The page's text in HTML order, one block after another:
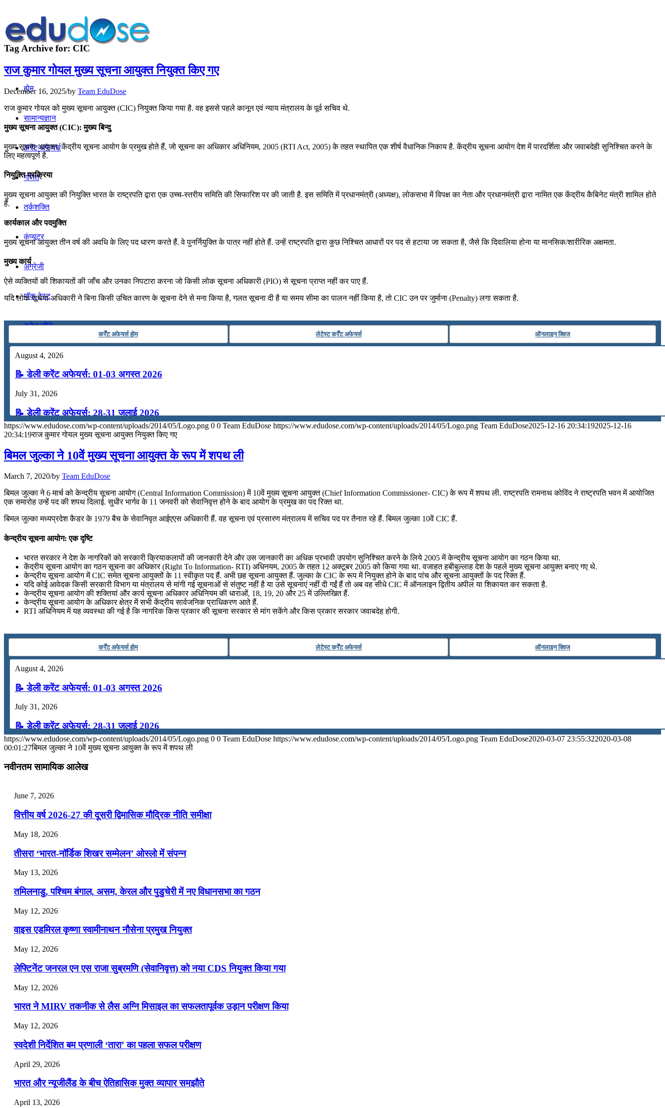
होम
सामान्यज्ञान
करेंट अफेयर्स
गणित
तर्कशक्ति
कंप्यूटर
अंग्रेजी
मॉक टेस्ट
टुडेज जीके
Menu Menu
Tag Archive for: CIC
राज कुमार गोयल मुख्य सूचना आयुक्त नियुक्त किए गए
December 16, 2025/by Team EduDose
राज कुमार गोयल को मुख्य सूचना आयुक्त (CIC) नियुक्त किया गया है. वह इससे पहले कानून एवं न्याय मंत्रालय के पूर्व सचिव थे.
मुख्य सूचना आयुक्त (CIC): मुख्य बिन्दु
मुख्य सूचना आयुक्त, केंद्रीय सूचना आयोग के प्रमुख होते हैं, जो सूचना का अधिकार अधिनियम, 2005 (RTI Act, 2005) के तहत स्थापित एक शीर्ष वैधानिक निकाय है. केंद्रीय सूचना आयोग देश में पारदर्शिता और जवाबदेही सुनिश्चित करने के
लिए महत्वपूर्ण है.
नियुक्ति प्रक्रिया
मुख्य सूचना आयुक्त की नियुक्ति भारत के राष्ट्रपति द्वारा एक उच्च-स्तरीय समिति की सिफारिश पर की जाती है. इस समिति में प्रधानमंत्री (अध्यक्ष), लोकसभा में विपक्ष का नेता और प्रधानमंत्री द्वारा नामित एक केंद्रीय कैबिनेट मंत्री शामिल होते
हैं.
कार्यकाल और पदमुक्ति
मुख्य सूचना आयुक्त तीन वर्ष की अवधि के लिए पद धारण करते हैं. वे पुनर्नियुक्ति के पात्र नहीं होते हैं. उन्हें राष्ट्रपति द्वारा कुछ निश्चित आधारों पर पद से हटाया जा सकता है, जैसे कि दिवालिया होना या मानसिक/शारीरिक अक्षमता.
मुख्य कार्य
ऐसे व्यक्तियों की शिकायतों की जाँच और उनका निपटारा करना जो किसी लोक सूचना अधिकारी (PIO) से सूचना प्राप्त नहीं कर पाए हैं.
यदि लोक सूचना अधिकारी ने बिना किसी उचित कारण के सूचना देने से मना किया है, गलत सूचना दी है या समय सीमा का पालन नहीं किया है, तो CIC उन पर जुर्माना (Penalty) लगा सकता है.
कर्रेंट अफेयर्स होम लेटेस्ट कर्रेंट अफेयर्स ऑनलाइन क्विज
August 4, 2026
📝 डेली करेंट अफेयर्स: 01-03 अगस्त 2026
July 31, 2026
📝 डेली करेंट अफेयर्स: 28-31 जुलाई 2026
July 28, 2026
📝 डेली करेंट अफेयर्स: 25-27 जुलाई 2026
📝 डेली करेंट अफेयर्स: 22-24 जुलाई 2026
📝 डेली करेंट अफेयर्स: 16-18 जुलाई 2026
July 16, 2026
📝 डेली करेंट अफेयर्स: 13-15 जुलाई 2026
https://www.edudose.com/wp-content/uploads/2014/05/Logo.png 0 0 Team EduDose https://www.edudose.com/wp-content/uploads/2014/05/Logo.png Team EduDose2025-12-16 20:34:192025-12-16
20:34:19राज कुमार गोयल मुख्य सूचना आयुक्त नियुक्त किए गए
बिमल जुल्का ने 10वें मुख्य सूचना आयुक्त के रूप में शपथ ली
March 7, 2020/by Team EduDose
बिमल जुल्का ने 6 मार्च को केन्द्रीय सूचना आयोग (Central Information Commission) में 10वें मुख्य सूचना आयुक्त (Chief Information Commissioner- CIC) के रूप में शपथ ली. राष्ट्रपति रामनाथ कोविंद ने राष्ट्रपति भवन में आयोजित
एक समारोह उन्हें पद की शपथ दिलाई. सुधीर भार्गव के 11 जनवरी को सेवानिवृत्त होने के बाद आयोग के प्रमुख का पद रिक्त था.
बिमल जुल्का मध्यप्रदेश कैडर के 1979 बैच के सेवानिवृत आईएएस अधिकारी हैं. वह सूचना एवं प्रसारण मंत्रालय में सचिव पद पर तैनात रहे हैं. बिमल जुल्का 10वें CIC हैं.
केन्द्रीय सूचना आयोग: एक दृष्टि
भारत सरकार ने देश के नागरिकों को सरकारी क्रियाकलापों की जानकारी देने और उस जानकारी का अधिक प्रभावी उपयोग सुनिश्चित करने के लिये 2005 में केन्द्रीय सूचना आयोग का गठन किया था.
केंद्रीय सूचना आयोग का गठन सूचना का अधिकार (Right To Information- RTI) अधिनयम, 2005 के तहत 12 अक्टूबर 2005 को किया गया था. वजाहत हबीबुल्लाह देश के पहले मुख्य सूचना आयुक्त बनाए गए थे.
केन्द्रीय सूचना आयोग में CIC समेत सूचना आयुक्तों के 11 स्वीकृत पद हैं. अभी छह सूचना आयुक्त हैं. जुल्का के CIC के रूप में नियुक्त होने के बाद पांच और सूचना आयुक्तों के पद रिक्त हैं.
यदि कोई आवेदक किसी सरकारी विभाग या मंत्रालय से मांगी गई सूचनाओं से संतुष्ट नहीं है या उसे सूचनाएं नहीं दी गईं हैं तो अब वह सीधे CIC में ऑनलाइन द्वितीय अपील या शिकायत कर सकता है.
केन्द्रीय सूचना आयोग की शक्तियां और कार्य सूचना अधिकार अधिनियम की धाराओं, 18, 19, 20 और 25 में उल्लिखित हैं.
केन्द्रीय सूचना आयोग के अधिकार क्षेत्र में सभी केंद्रीय सार्वजनिक प्राधिकरण आते हैं.
RTI अधिनियम में यह व्यवस्था की गई है कि नागरिक किस प्रकार की सूचना सरकार से मांग सकेंगे और किस प्रकार सरकार जवाबदेह होगी.
कर्रेंट अफेयर्स होम लेटेस्ट कर्रेंट अफेयर्स ऑनलाइन क्विज
August 4, 2026
📝 डेली करेंट अफेयर्स: 01-03 अगस्त 2026
July 31, 2026
📝 डेली करेंट अफेयर्स: 28-31 जुलाई 2026
July 28, 2026
📝 डेली करेंट अफेयर्स: 25-27 जुलाई 2026
📝 डेली करेंट अफेयर्स: 22-24 जुलाई 2026
July 22, 2026
📝 डेली करेंट अफेयर्स: 19-21 जुलाई 2026
July 19, 2026
📝 डेली करेंट अफेयर्स: 16-18 जुलाई 2026
July 16, 2026
📝 डेली करेंट अफेयर्स: 13-15 जुलाई 2026
https://www.edudose.com/wp-content/uploads/2014/05/Logo.png 0 0 Team EduDose https://www.edudose.com/wp-content/uploads/2014/05/Logo.png Team EduDose2020-03-07 23:55:322020-03-08
00:01:27बिमल जुल्का ने 10वें मुख्य सूचना आयुक्त के रूप में शपथ ली
नवीनतम सामायिक आलेख
June 7, 2026
वित्तीय वर्ष 2026-27 की दूसरी द्विमासिक मौद्रिक नीति समीक्षा
May 18, 2026
तीसरा ‘भारत-नॉर्डिक शिखर सम्मेलन’ ओस्लो में संपन्न
May 13, 2026
तमिलनाडु, पश्चिम बंगाल, असम, केरल और पुडुचेरी में नए विधानसभा का गठन
May 12, 2026
वाइस एडमिरल कृष्णा स्वामीनाथन नौसेना प्रमुख नियुक्त
May 12, 2026
लेफ्टिनेंट जनरल एन एस राजा सुब्रमणि (सेवानिवृत्त) को नया CDS नियुक्त किया गया
May 12, 2026
भारत ने MIRV तकनीक से लैस अग्नि मिसाइल का सफलतापूर्वक उड़ान परीक्षण किया
May 12, 2026
स्वदेशी निर्देशित बम प्रणाली ‘तारा’ का पहला सफल परीक्षण
April 29, 2026
भारत और न्यूजीलैंड के बीच ऐतिहासिक मुक्त व्यापार समझौते
April 13, 2026